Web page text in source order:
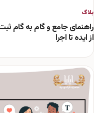
بلاگ
راهنمای جامع و گام به گام
از ایده تا اجرا